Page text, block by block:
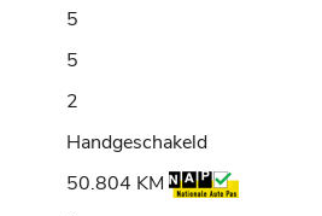
5
5
2
Handgeschakeld
50.804 KM